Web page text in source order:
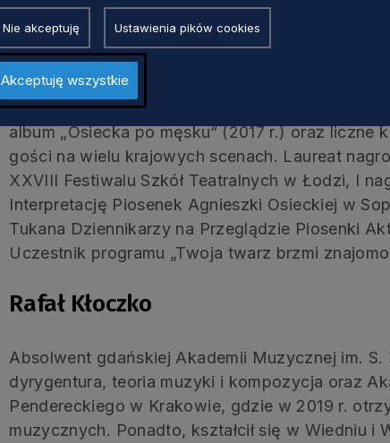
Dawidem Kwiatkowskim, Kasią Dereń czy
Obijalskim stworzyli muzykę i teksty do
serce“ w reżyserii Agnieszki Glińskiej we
Capitol. Z Piotrem Rubikiem nagrał płyty „Pieśni
mojego imienia“ oraz single „Pół na pół“ i
album „Osiecka po męsku“ (2017 r.) oraz liczne
gości na wielu krajowych scenach. Laureat
XXVIII Festiwalu Szkół Teatralnych w Łodzi, I
Interpretację Piosenek Agnieszki Osieckiej w
Tukana Dziennikarzy na Przeglądzie Piosenki
Uczestnik programu „Twoja twarz brzmi
Rafał Kłoczko
Absolwent gdańskiej Akademii Muzycznej im. S.
dyrygentura, teoria muzyki i kompozycja oraz
Pendereckiego w Krakowie, gdzie w 2019 r.
muzycznych. Ponadto, kształcił się w Wiedniu i
Nie akceptuję Ustawienia pików cookies
Akceptuję wszystkie